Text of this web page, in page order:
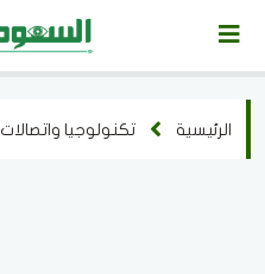
الرئيسية تكنولوجيا واتصالات